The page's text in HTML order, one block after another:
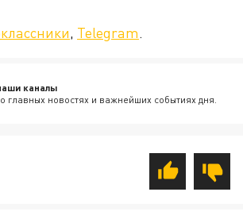
, Telegram.
каналы
главных новостях и важнейших событиях дня.